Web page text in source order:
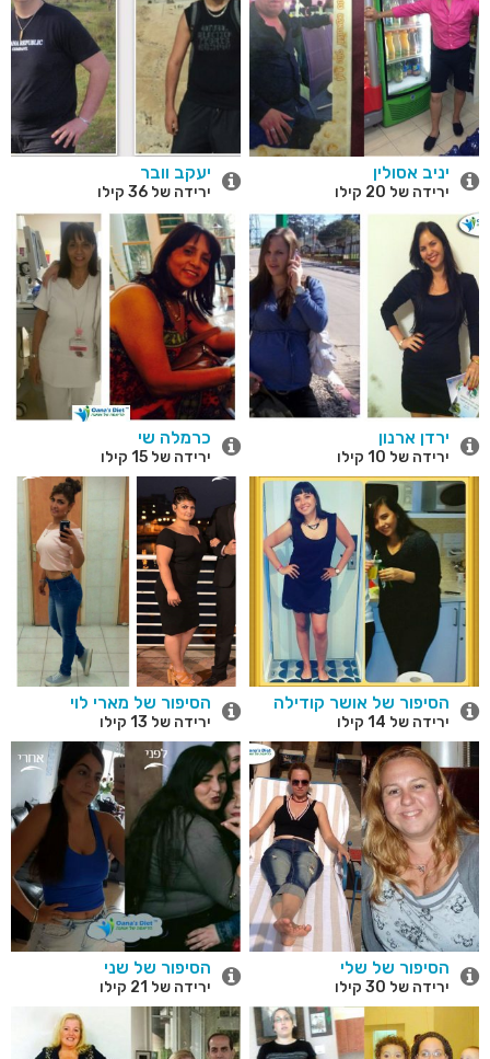
יניב אסולין
ירידה של 20 קילו
יעקב וובר
ירידה של 36 קילו
ירדן ארנון
ירידה של 10 קילו
כרמלה שי
ירידה של 15 קילו
הסיפור של אושר קודילה
ירידה של 14 קילו
הסיפור של מארי לוי
ירידה של 13 קילו
הסיפור של שלי
ירידה של 30 קילו
הסיפור של שני
ירידה של 21 קילו